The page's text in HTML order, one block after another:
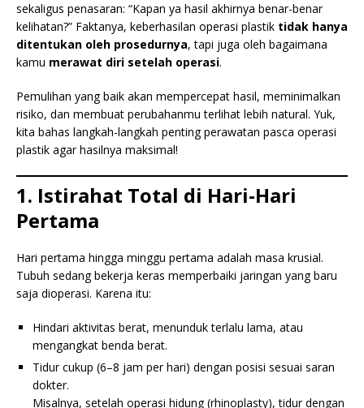
sekaligus penasaran: “Kapan ya hasil akhirnya benar-benar
kelihatan?” Faktanya, keberhasilan operasi plastik tidak hanya
ditentukan oleh prosedurnya, tapi juga oleh bagaimana
kamu merawat diri setelah operasi.
Pemulihan yang baik akan mempercepat hasil, meminimalkan
risiko, dan membuat perubahanmu terlihat lebih natural. Yuk,
kita bahas langkah-langkah penting perawatan pasca operasi
plastik agar hasilnya maksimal!
1. Istirahat Total di Hari-Hari
Pertama
Hari pertama hingga minggu pertama adalah masa krusial.
Tubuh sedang bekerja keras memperbaiki jaringan yang baru
saja dioperasi. Karena itu:
Hindari aktivitas berat, menunduk terlalu lama, atau
mengangkat benda berat.
Tidur cukup (6–8 jam per hari) dengan posisi sesuai saran
dokter.
Misalnya, setelah operasi hidung (rhinoplasty), tidur dengan